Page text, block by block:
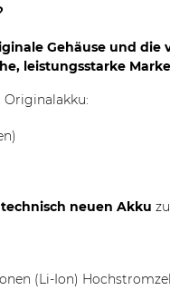
Gehäuse und die
leistungsstarke
technisch neuen Akku
(Li-Ion)